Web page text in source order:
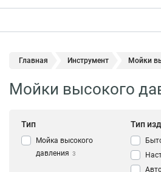
Главная Инструмент Мойки
Мойки высокого
Тип
Мойка высокого
давления 3
Тип